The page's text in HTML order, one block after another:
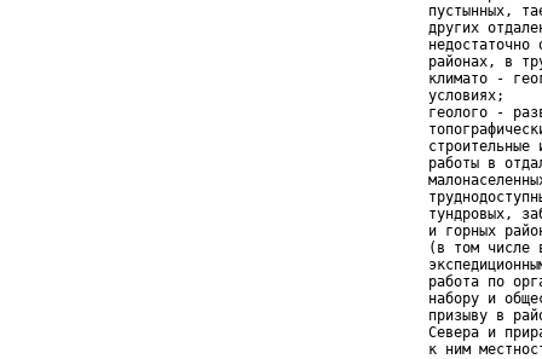
пустынных,
других
недостаточно
районах, в
климато -
    условиях;
геолого -
строительные
работы в
тундровых,
и горных
(в том числе
работа по
набору и
призыву в
Севера и
к ним